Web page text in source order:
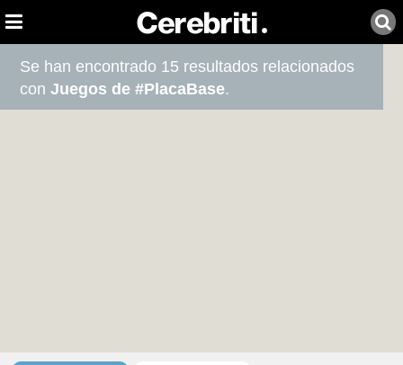
Se han encontrado 15 resultados relacionados
conJuegos de #PlacaBase.